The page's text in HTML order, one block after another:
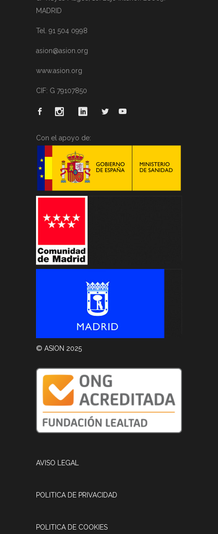
MADRID
Tel. 91 504 0998
asion@asion.org
www.asion.org
CIF: G 79107850
Con el apoyo de:
© ASION 2025
AVISO LEGAL
POLITICA DE PRIVACIDAD
POLITICA DE COOKIES